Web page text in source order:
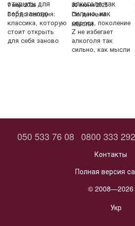
7 мая 2026
Бордо сегодня:
классика, которую
стоит открыть
для себя заново
30 июня 2025
По данным
опроса, поколение
Z не избегает
алкоголя так
сильно, как мысли
050 533 76 08 0800 333 292
Контакты
Полная версия
© 2008—2026
Укр